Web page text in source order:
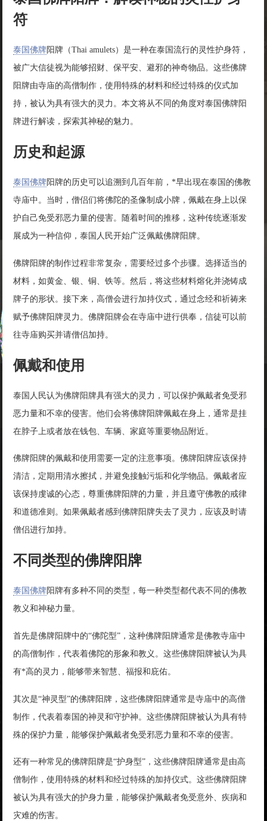
符
泰国佛牌 阳牌（Thai amulets）是一种在泰国流行的灵性护身符，
被广大信徒视为能够招财、保平安、避邪的神奇物品。这些佛牌
阳牌由寺庙的高僧制作，使用特殊的材料和经过特殊的仪式加
持，被认为具有强大的灵力。本文将从不同的角度对泰国佛牌阳
牌进行解读，探索其神秘的魅力。
历史和起源
泰国佛牌 阳牌的历史可以追溯到几百年前，*早出现在泰国的佛教
寺庙中。当时，僧侣们将佛陀的圣像制成小牌，佩戴在身上以保
护自己免受邪恶力量的侵害。随着时间的推移，这种传统逐渐发
展成为一种信仰，泰国人民开始广泛佩戴佛牌阳牌。
佛牌阳牌的制作过程非常复杂，需要经过多个步骤。选择适当的
材料，如黄金、银、铜、铁等。然后，将这些材料熔化并浇铸成
牌子的形状。接下来，高僧会进行加持仪式，通过念经和祈祷来
赋予佛牌阳牌灵力。佛牌阳牌会在寺庙中进行供奉，信徒可以前
往寺庙购买并请僧侣加持。
佩戴和使用
泰国人民认为佛牌阳牌具有强大的灵力，可以保护佩戴者免受邪
恶力量和不幸的侵害。他们会将佛牌阳牌佩戴在身上，通常是挂
在脖子上或者放在钱包、车辆、家庭等重要物品附近。
佛牌阳牌的佩戴和使用需要一定的注意事项。佛牌阳牌应该保持
清洁，定期用清水擦拭，并避免接触污垢和化学物品。佩戴者应
该保持虔诚的心态，尊重佛牌阳牌的力量，并且遵守佛教的戒律
和道德准则。如果佩戴者感到佛牌阳牌失去了灵力，应该及时请
僧侣进行加持。
不同类型的佛牌阳牌
泰国佛牌 阳牌有多种不同的类型，每一种类型都代表不同的佛教
教义和神秘力量。
首先是佛牌阳牌中的“佛陀型”，这种佛牌阳牌通常是佛教寺庙中
的高僧制作，代表着佛陀的形象和教义。这些佛牌阳牌被认为具
有*高的灵力，能够带来智慧、福报和庇佑。
其次是“神灵型”的佛牌阳牌，这些佛牌阳牌通常是寺庙中的高僧
制作，代表着泰国的神灵和守护神。这些佛牌阳牌被认为具有特
殊的保护力量，能够保护佩戴者免受邪恶力量和不幸的侵害。
还有一种常见的佛牌阳牌是“护身型”，这些佛牌阳牌通常是由高
僧制作，使用特殊的材料和经过特殊的加持仪式。这些佛牌阳牌
被认为具有强大的护身力量，能够保护佩戴者免受意外、疾病和
灾难的伤害。